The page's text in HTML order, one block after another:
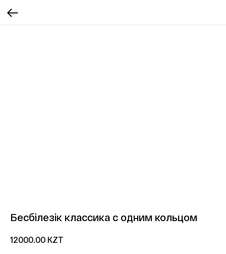
Бесбілезік классика с одним кольцом
12000.00 KZT